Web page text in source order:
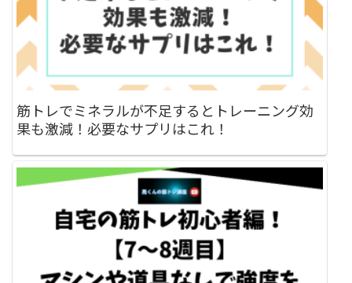
筋トレでミネラルが不足するとトレーニング効
果も激減！必要なサプリはこれ！